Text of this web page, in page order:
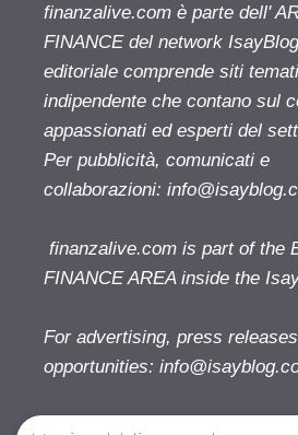
finanzalive.com è parte dell'
FINANCE del network
editoriale comprende siti
indipendente che contano sul
appassionati ed esperti del
Per pubblicità, comunicati e
collaborazioni:
finanzalive.com is part of the
FINANCE AREA inside the
For advertising, press
opportunities: